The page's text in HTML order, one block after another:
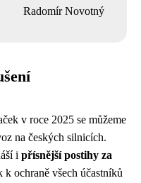
Radomír Novotný
v roce 2025 se můžeme
na českých silnicích.
i přísnější postihy za
ochraně všech účastníků